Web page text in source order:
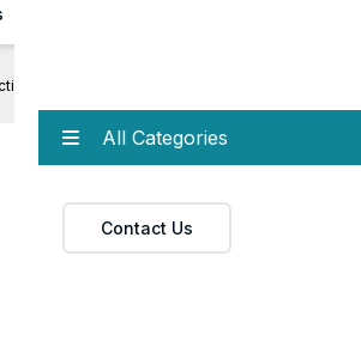
All Categories
Contact Us
Line
Popsicle
The popsicle production line is
designed to manufacture high-
performance while meeting
HỖ TRỢ ĐẶT HÀNG/